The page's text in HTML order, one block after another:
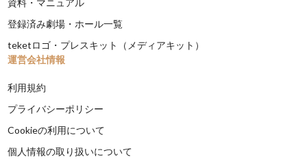
資料・マニュアル
登録済み劇場・ホール一覧
teketロゴ・プレスキット（メディアキット）
運営会社情報
利用規約
プライバシーポリシー
Cookieの利用について
個人情報の取り扱いについて